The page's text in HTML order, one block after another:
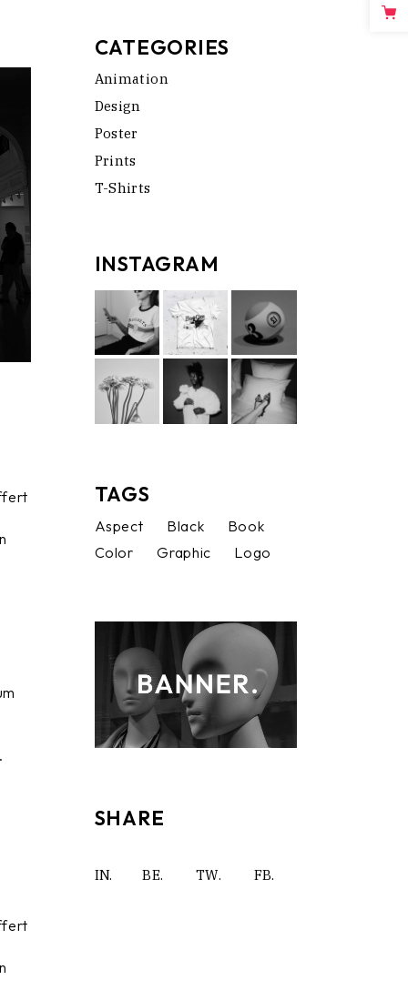
CATEGORIES
Animation
Design
Poster
Prints
T-Shirts
INSTAGRAM
TAGS
Aspect Black
Book
Color
Graphic Logo
SHARE
IN. BE. TW. FB.